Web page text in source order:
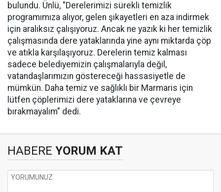
bulundu. Ünlü, "Derelerimizi sürekli temizlik
programımıza alıyor, gelen şikayetleri en aza indirmek
için aralıksız çalışıyoruz. Ancak ne yazık ki her temizlik
çalışmasında dere yataklarında yine aynı miktarda çöp
ve atıkla karşılaşıyoruz. Derelerin temiz kalması
sadece belediyemizin çalışmalarıyla değil,
vatandaşlarımızın göstereceği hassasiyetle de
mümkün. Daha temiz ve sağlıklı bir Marmaris için
lütfen çöplerimizi dere yataklarına ve çevreye
bırakmayalım" dedi.
HABERE YORUM KAT